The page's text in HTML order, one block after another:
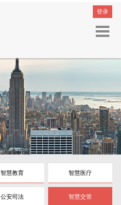
登录
智慧教育 智慧医疗
公安司法 智慧交管